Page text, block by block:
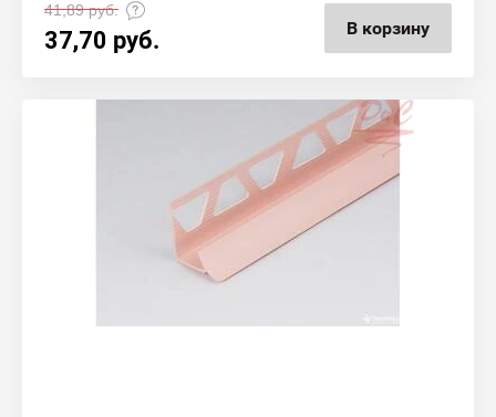
41,89руб.
37,70 руб. В корзину